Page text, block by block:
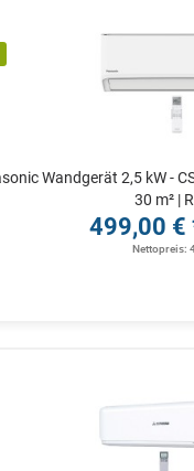
Wandgerät 2,5 kW -
30 m² |
499,00 €
Nettopreis: